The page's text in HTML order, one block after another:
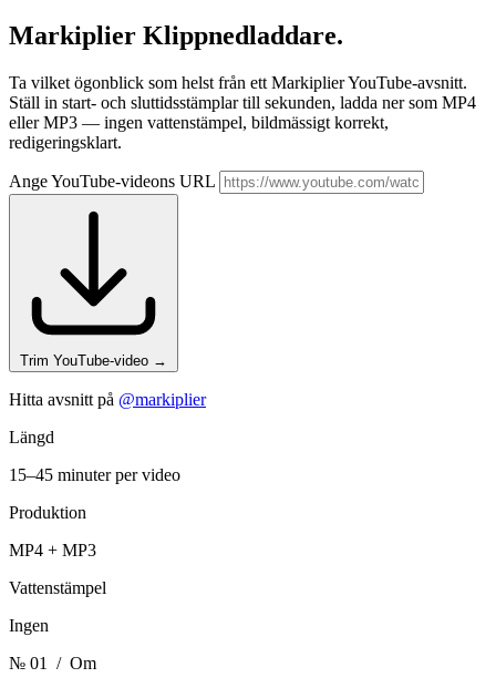
Markiplier Klippnedladdare.
Ta vilket ögonblick som helst från ett Markiplier YouTube-avsnitt.
Ställ in start- och sluttidsstämplar till sekunden, ladda ner som MP4
eller MP3 — ingen vattenstämpel, bildmässigt korrekt,
redigeringsklart.
Ange YouTube-videons URL
Trim YouTube-video →
Hitta avsnitt på @markiplier
Längd
15–45 minuter per video
Produktion
MP4 + MP3
Vattenstämpel
Ingen
№ 01
/ Om